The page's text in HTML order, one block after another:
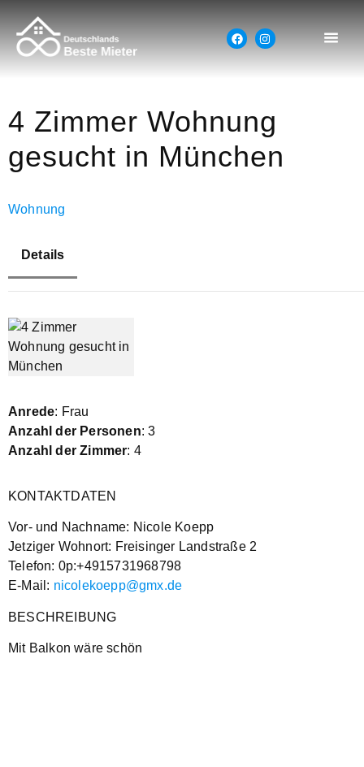
4 Zimmer Wohnung
gesucht in München
Wohnung
Details
Anrede: Frau
Anzahl der Personen: 3
Anzahl der Zimmer: 4
KONTAKTDATEN
Vor- und Nachname: Nicole Koepp
Jetziger Wohnort: Freisinger Landstraße 2
Telefon: 0p:+4915731968798
E-Mail: nicolekoepp@gmx.de
BESCHREIBUNG
Mit Balkon wäre schön